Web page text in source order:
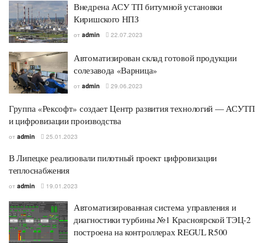
Внедрена АСУ ТП битумной установки
Киришского НПЗ
от admin 22.07.2023
Автоматизирован склад готовой продукции
солезавода «Варница»
от admin 29.06.2023
Группа «Рексофт» создает Центр развития технологий — АСУТП
и цифровизации производства
от admin 25.01.2023
В Липецке реализовали пилотный проект цифровизации
теплоснабжения
от admin 19.01.2023
Автоматизированная система управления и
диагностики турбины №1 Красноярской ТЭЦ-2
построена на контроллерах REGUL R500